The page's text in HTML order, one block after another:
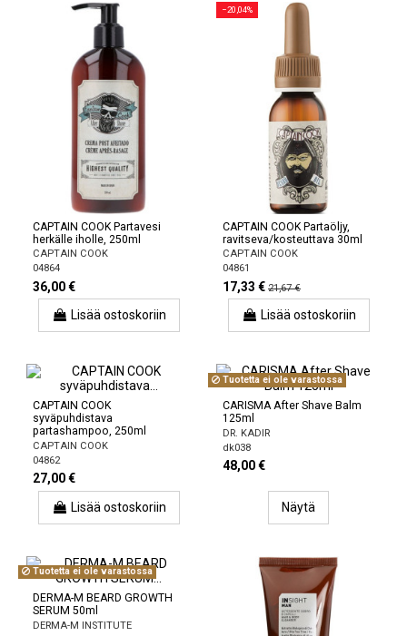
CAPTAIN COOK Partavesi
herkälle iholle, 250ml
CAPTAIN COOK
04864
36,00 €
Lisää ostoskoriin
−20,04%
CAPTAIN COOK Partaöljy,
ravitseva/kosteuttava 30ml
CAPTAIN COOK
04861
17,33 € 21,67 €
Lisää ostoskoriin
CAPTAIN COOK
syväpuhdistava
partashampoo, 250ml
CAPTAIN COOK
04862
27,00 €
Lisää ostoskoriin
Tuotetta ei ole varastossa
CARISMA After Shave Balm
125ml
DR. KADIR
dk038
48,00 €
Näytä
Tuotetta ei ole varastossa
DERMA-M BEARD GROWTH
SERUM 50ml
DERMA-M INSTITUTE